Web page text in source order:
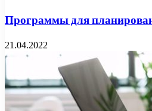
Программы для
21.04.2022